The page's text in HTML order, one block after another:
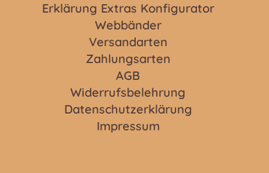
Erklärung Extras Konfigurator
Webbänder
Versandarten
Zahlungsarten
AGB
Widerrufsbelehrung
Datenschutzerklärung
Impressum